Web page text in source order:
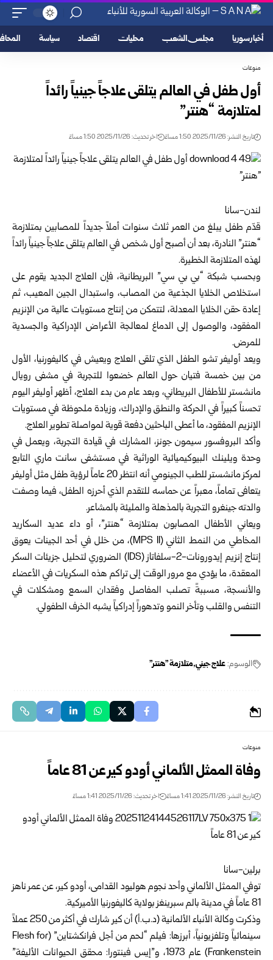
أخبار سوريا مجلس الشعب محليات اقتصاد سياسة
منوعات
أول طفل في العالم يتلقى علاجاً جينياً رائداً
لمتلازمة “هنتر”
تاريخ النشر: 2025/11/26 1:50 مساءً اخر تحديث: 2025/11/26 1:50 مساءً
لندن-سانا
قدّم طفل يبلغ من العمر ثلاث سنوات أملاً جديداً للمصابين بمتلازمة
“هنتر” النادرة، بعد أن أصبح أول شخص في العالم يتلقى علاجاً جينياً رائداً
لهذه المتلازمة الخطيرة.
وبحسب شبكة “بي بي سي” البريطانية، فإن العلاج الجديد يقوم على
استخلاص الخلايا الجذعية من المصاب، واستبدال الجين المعيب، ثم
إعادة حقن الخلايا المعدلة، لتتمكن من إنتاج مستويات عالية من الإنزيم
المفقود، والوصول إلى الدماغ لمعالجة الأعراض الإدراكية والجسدية
للمرض.
ويعد أوليفر تشو الطفل الذي تلقى العلاج ويعيش في كاليفورنيا، الأول
من بين خمسة فتيان حول العالم خضعوا للتجربة في مشفى رويال
مانشستر للأطفال البريطاني، وبعد عام من بدء العلاج، أظهر أوليفر اليوم
تحسناً كبيراً في الحركة والنطق والإدراك، وزيادة ملحوظة في مستويات
الإنزيم المفقود، ما أعطى الباحثين دفعة قوية لمواصلة تطوير العلاج.
وأكد البروفسور سيمون جونز، المشارك في قيادة التجربة، ويعمل في
وحدة ويلينك البيوكيميائية الوراثية في مستشفى سانت ماري التابع
لمركز مانشستر للطب الجينومي أنه انتظر 20 عاماً لرؤية طفل مثل أوليفر
يتعافى تماماً، معبراً عن حماسه للتقدم الذي أحرزه الطفل، فيما وصفت
والدته جينغرو التجربة بالمذهلة والمليئة بالمشاعر.
ويعاني الأطفال المصابون بمتلازمة “هنتر”، أو داء عديد السكاريد
المخاطي من النمط الثاني (MPS II)، من خلل في أحد الجينات يعوق
إنتاج إنزيم إيدورونات-2-سلفاتاز (IDS) الضروري لتحليل جزيئات السكر
المعقدة، ما يؤدي مع مرور الوقت إلى تراكم هذه السكريات في الأعضاء
والأنسجة، مسببةً تصلب المفاصل وفقدان السمع ومشكلات في
التنفس والقلب وتأخر النمو وتدهوراً إدراكياً يشبه الخرف الطفولي.
الوسوم:علاج جيني متلازمة "هنتر"
منوعات
وفاة الممثل الألماني أودو كير عن 81 عاماً
تاريخ النشر: 2025/11/26 1:41 مساءً اخر تحديث: 2025/11/26 1:41 مساءً
برلين-سانا
توفي الممثل الألماني وأحد نجوم هوليود القدامى، أودو كير، عن عمر ناهز
81 عاماً في مدينة بالم سبرينغز بولاية كاليفورنيا الأميركية.
وذكرت وكالة الأنباء الألمانية (د.ب.أ) أن كير شارك في أكثر من 250 عملاً
سينمائياً وتلفزيونياً، أبرزها: فيلم “لحم من أجل فرانكشتاين” (Flesh for
Frankenstein) عام 1973، و”إيس فينتورا: محقق الحيوانات الأليفة”